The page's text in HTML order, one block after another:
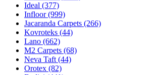
Ideal (377)
Infloor (999)
Jacaranda Carpets (266)
Kovroteks (44)
Lano (662)
M2 Carpets (68)
Neva Taft (44)
Orotex (82)